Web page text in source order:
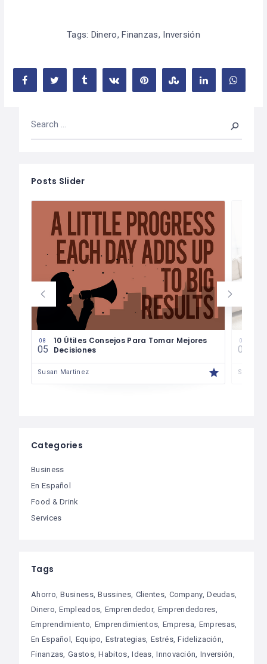
Tags: Dinero,Finanzas, Inversión
Posts Slider
08
05
10 Útiles Consejos Para Tomar Mejores
Decisiones
Susan Martinez
08
04
Susan
Categories
Business
En Español
Food & Drink
Services
Tags
Ahorro Business Bussines Clientes Company Deudas
Dinero Empleados Emprendedor Emprendedores
Emprendimiento Emprendimientos Empresa Empresas
En Español Equipo Estrategias Estrés Fidelización
Finanzas Gastos Habitos Ideas Innovación Inversión